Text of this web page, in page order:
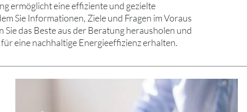
ermöglicht eine effiziente und gezielte
Sie Informationen, Ziele und Fragen im Voraus
das Beste aus der Beratung herausholen und
eine nachhaltige Energieeffizienz erhalten.